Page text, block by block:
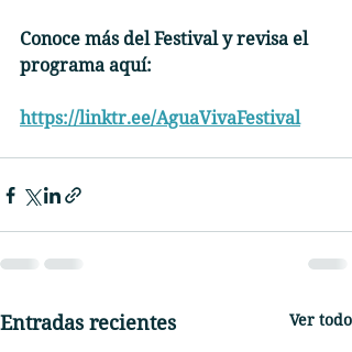
Conoce más del Festival y revisa el
programa aquí:
https://linktr.ee/AguaVivaFestival
Entradas recientes Ver todo